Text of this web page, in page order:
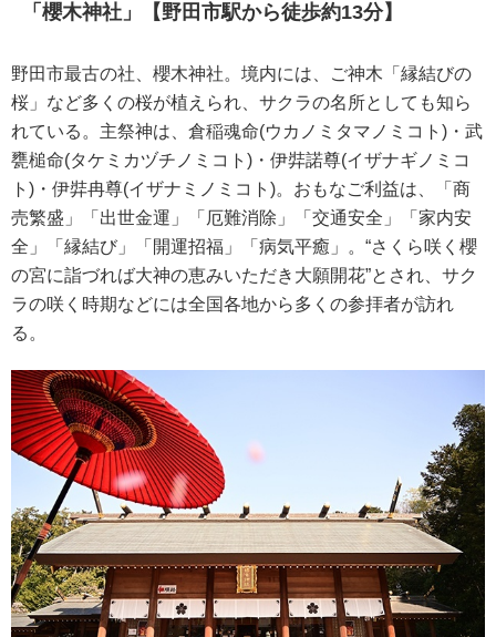
「櫻木神社」【野田市駅から徒歩約13分】
野田市最古の社、櫻木神社。境内には、ご神木「縁結びの
桜」など多くの桜が植えられ、サクラの名所としても知ら
れている。主祭神は、倉稲魂命(ウカノミタマノミコト)・武
甕槌命(タケミカヅチノミコト)・伊弉諾尊(イザナギノミコ
ト)・伊弉冉尊(イザナミノミコト)。おもなご利益は、「商
売繁盛」「出世金運」「厄難消除」「交通安全」「家内安
全」「縁結び」「開運招福」「病気平癒」。“さくら咲く櫻
の宮に詣づれば大神の恵みいただき大願開花”とされ、サク
ラの咲く時期などには全国各地から多くの参拝者が訪れ
る。